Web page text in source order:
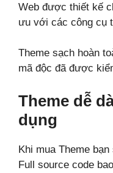
Web được thiết kế
ưu với các công cụ
Theme sạch hoàn
mã độc đã được
Theme dễ
dụng
Khi mua Theme
Full source code